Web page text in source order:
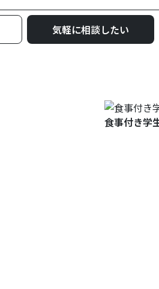
気軽に相談したい
食事付き学